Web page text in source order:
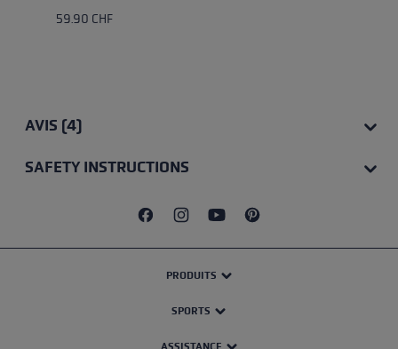
59.90 CHF
AVIS (4)
SAFETY INSTRUCTIONS
PRODUITS
SPORTS
ASSISTANCE